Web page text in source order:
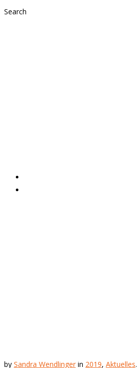
Search
by Sandra Wendlinger in 2019, Aktuelles.